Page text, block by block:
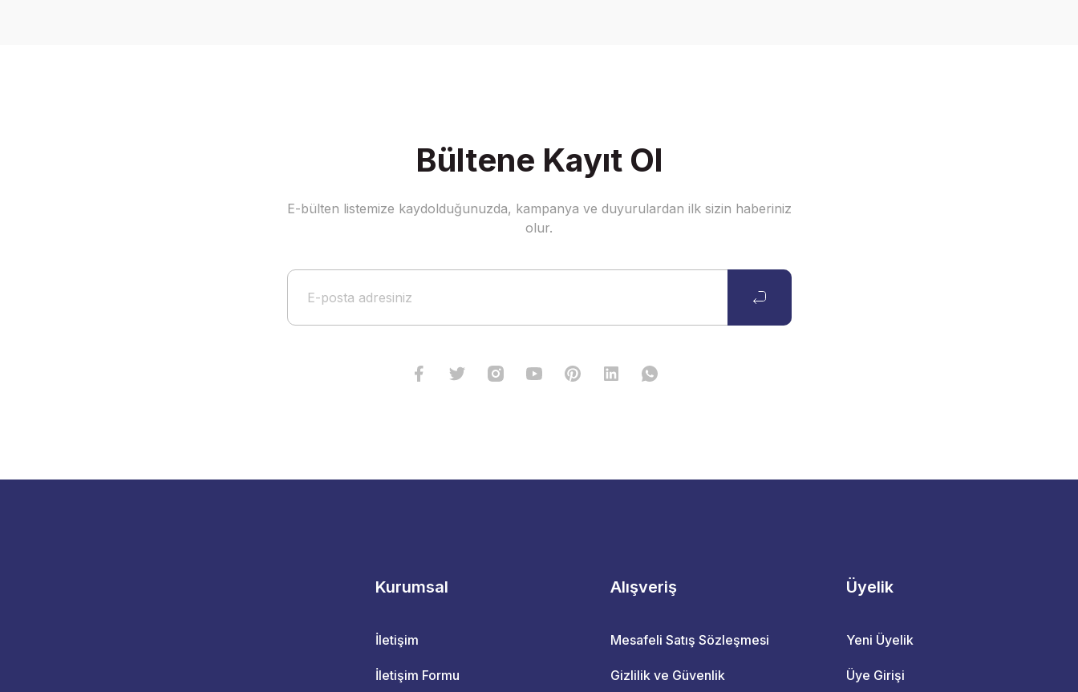
Bültene Kayıt Ol
E-bülten listemize kaydolduğunuzda, kampanya ve duyurulardan ilk sizin haberiniz
olur.
Kurumsal
İletişim
İletişim Formu
Alışveriş
Mesafeli Satış Sözleşmesi
Gizlilik ve Güvenlik
Üyelik
Yeni Üyelik
Üye Girişi